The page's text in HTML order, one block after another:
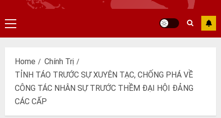
Primary
Menu
Home
Chính Trị
TỈNH TÁO TRƯỚC SỰ XUYÊN TẠC, CHỐNG PHÁ VỀ
CÔNG TÁC NHÂN SỰ TRƯỚC THỀM ĐẠI HỘI ĐẢNG
CÁC CẤP